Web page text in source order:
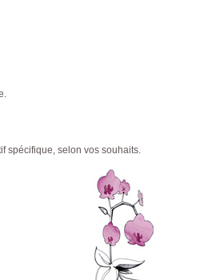
spécifique, selon vos souhaits.